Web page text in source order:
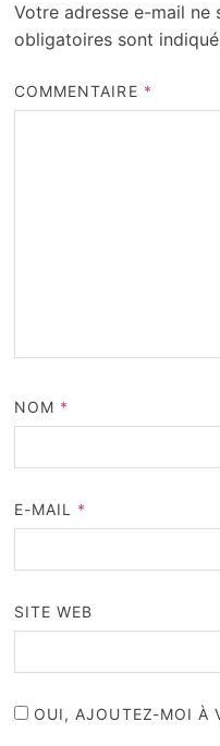
Votre adresse e-mail ne
obligatoires sont
COMMENTAIRE *
NOM *
E-MAIL *
SITE WEB
OUI, AJOUTEZ-MOI À